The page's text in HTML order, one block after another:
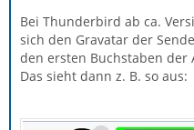
Bei Thunderbird ab ca.
sich den Gravatar der
den ersten Buchstaben der
Das sieht dann z. B. so aus: